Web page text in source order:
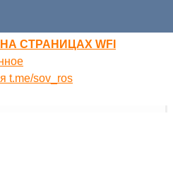
СТРАНИЦАХ WFI
t.me/sov_ros